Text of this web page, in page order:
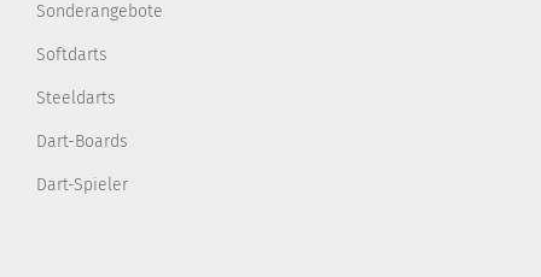
Sonderangebote
Softdarts
Steeldarts
Dart-Boards
Dart-Spieler